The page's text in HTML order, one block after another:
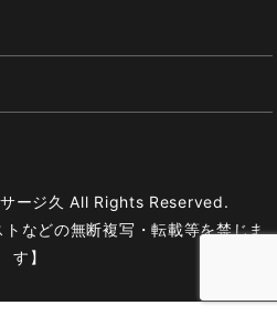
ージ久 All Rights Reserved.
トなどの無断複写・転載等を禁じま
す】